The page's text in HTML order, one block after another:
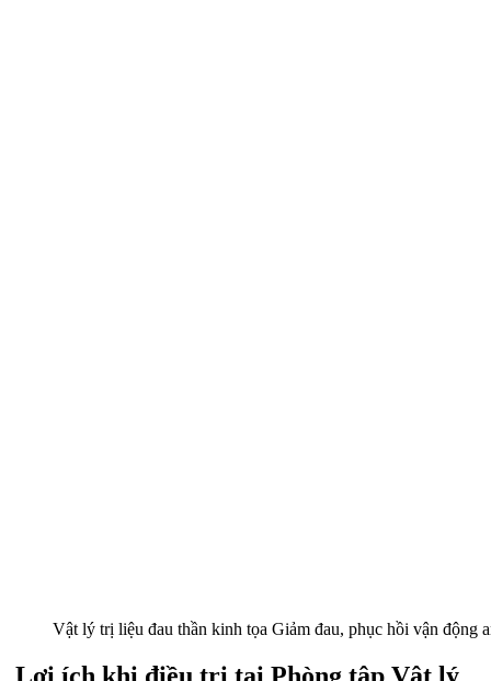
Vật lý trị liệu đau thần kinh tọa Giảm đau, phục hồi vận động
Lợi ích khi điều trị tại Phòng tập Vật lý